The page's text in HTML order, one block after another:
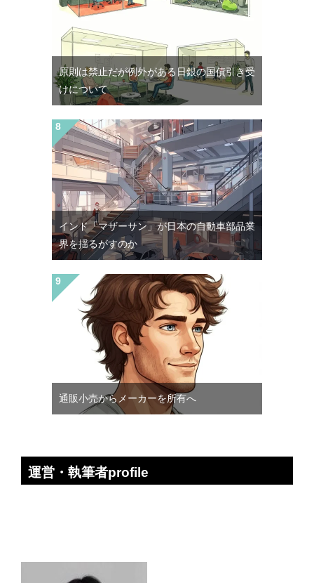
原則は禁止だが例外がある日銀の国債引き受
けについて
インド「マザーサン」が日本の自動車部品業
界を揺るがすのか
通販小売からメーカーを所有へ
運営・執筆者profile